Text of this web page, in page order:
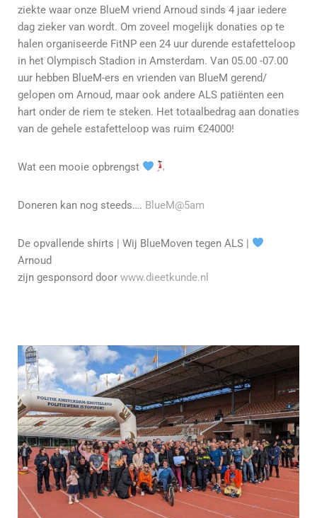
ziekte waar onze BlueM vriend Arnoud sinds 4 jaar iedere
dag zieker van wordt. Om zoveel mogelijk donaties op te
halen organiseerde FitNP een 24 uur durende estafetteloop
in het Olympisch Stadion in Amsterdam. Van 05.00 -07.00
uur hebben BlueM-ers en vrienden van BlueM gerend/
gelopen om Arnoud, maar ook andere ALS patiënten een
hart onder de riem te steken. Het totaalbedrag aan donaties
van de gehele estafetteloop was ruim €24000!
Wat een mooie opbrengst
Doneren kan nog steeds…. BlueM@5am
De opvallende shirts | Wij BlueMoven tegen ALS |
Arnoud
zijn gesponsord door www.dieetkunde.nl